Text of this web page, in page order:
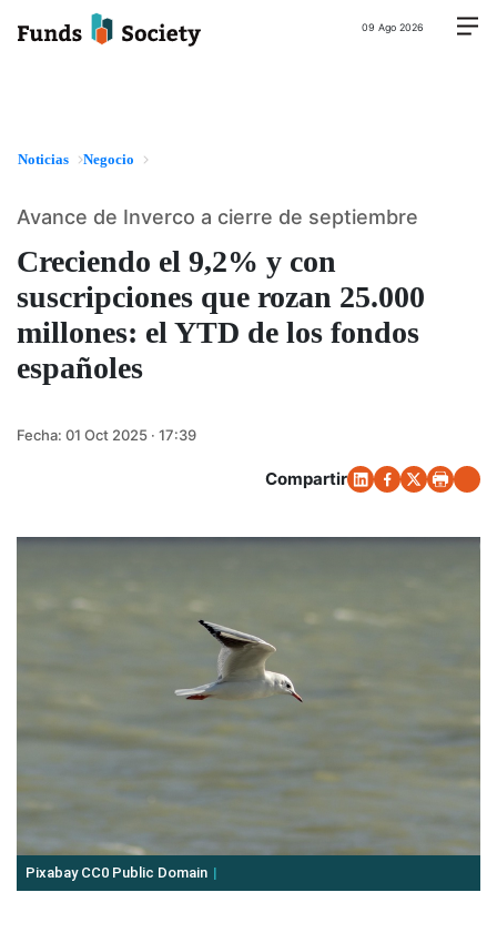
09 Ago 2026
Noticias Negocio
Creciendo el 9,2% y con
suscripciones que rozan 25.000
millones: el YTD de los fondos
españoles
Avance de Inverco a cierre de septiembre
Fecha: 01 Oct 2025 · 17:39
Compartir
Pixabay CC0 Public Domain